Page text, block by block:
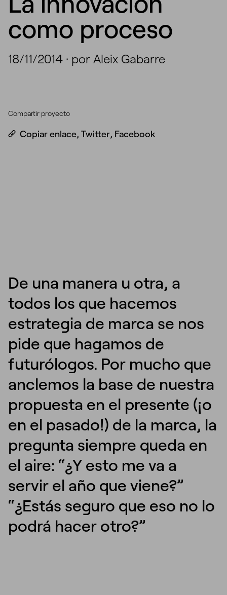
como proceso
18/11/2014 · por Aleix Gabarre
Compartir proyecto
Copiar enlace, Twitter, Facebook
De una manera u otra, a
todos los que hacemos
estrategia de marca se nos
pide que hagamos de
futurólogos. Por mucho que
anclemos la base de nuestra
propuesta en el presente (¡o
en el pasado!) de la marca, la
pregunta siempre queda en
el aire: “¿Y esto me va a
servir el año que viene?”
“¿Estás seguro que eso no lo
podrá hacer otro?”